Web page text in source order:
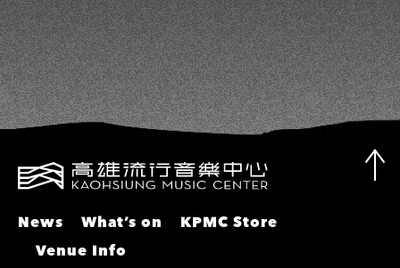
瑤
News What’s on
KPMC Store
Venue Info